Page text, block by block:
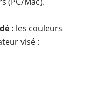
: les couleurs
visé :